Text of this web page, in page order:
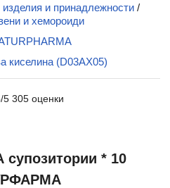
и принадлежности /
и хемороиди
киселина (D03AX05)
5 305 оценки
* 10